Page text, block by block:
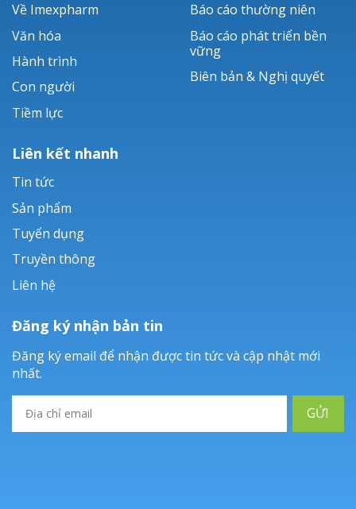
Về Imexpharm
Văn hóa
Hành trình
Con người
Tiềm lực
Báo cáo thường niên
Báo cáo phát triển bền
vững
Biên bản & Nghị quyết
Liên kết nhanh
Tin tức
Sản phẩm
Tuyển dụng
Truyền thông
Liên hệ
Đăng ký nhận bản tin
Đăng ký email để nhận được tin tức và cập nhật mới
nhất.
GỬI